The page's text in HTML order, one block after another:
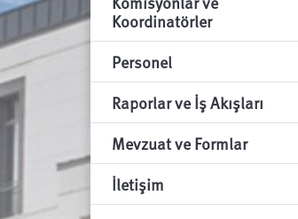
Koordinatörler
Personel
Raporlar ve İş Akışları
Mevzuat ve Formlar
İletişim